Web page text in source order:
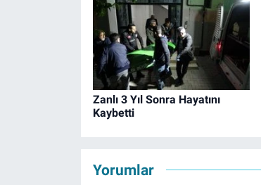
Zanlı 3 Yıl Sonra Hayatını
Kaybetti
Yorumlar